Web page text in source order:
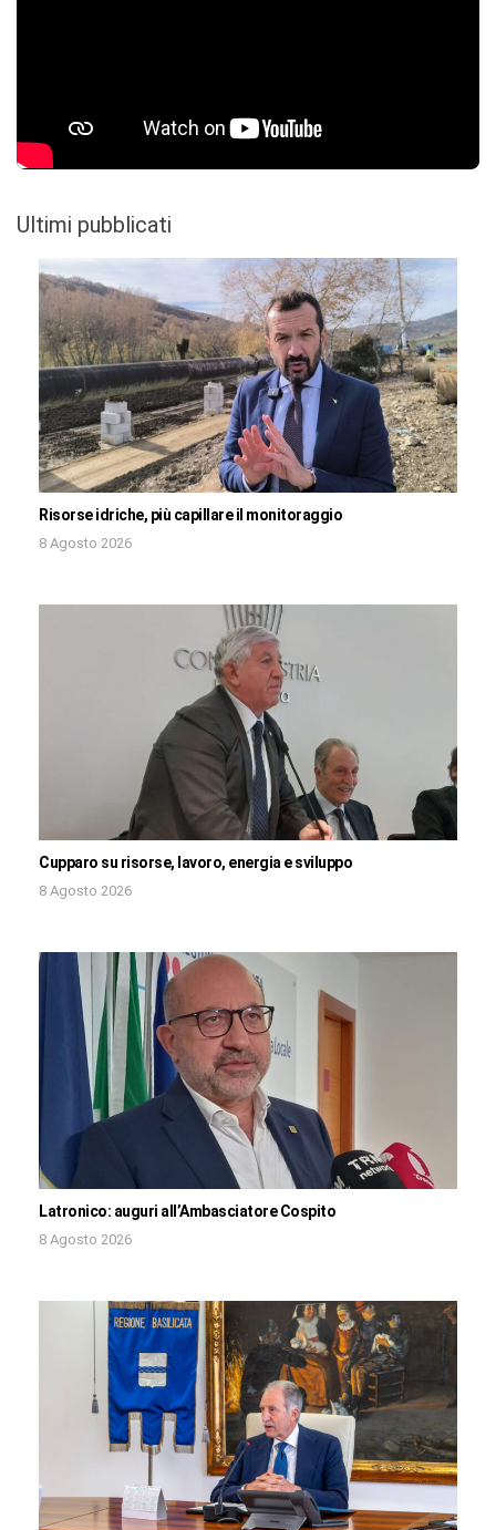
Ultimi pubblicati
Risorse idriche, più capillare il monitoraggio
8 Agosto 2026
Cupparo su risorse, lavoro, energia e sviluppo
8 Agosto 2026
Latronico: auguri all’Ambasciatore Cospito
8 Agosto 2026